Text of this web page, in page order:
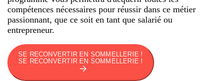
compétences nécessaires pour réussir dans ce métier
passionnant, que ce soit en tant que salarié ou
entrepreneur.
SE RECONVERTIR EN SOMMELLERIE !
SE RECONVERTIR EN SOMMELLERIE !